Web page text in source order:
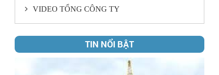
VIDEO TỔNG CÔNG TY
TIN NỔI BẬT